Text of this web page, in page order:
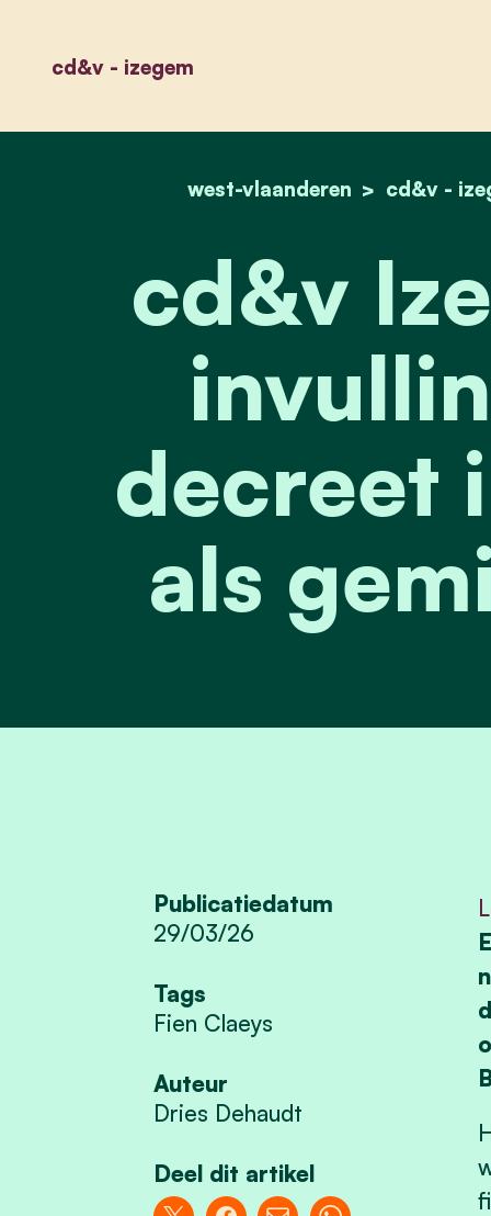
cd&v - izegem
west-vlaanderen cd&v -
cd&v
decreet
als
Publicatiedatum
29/03/26
Tags
Fien Claeys
Auteur
Dries Dehaudt
Deel dit artikel